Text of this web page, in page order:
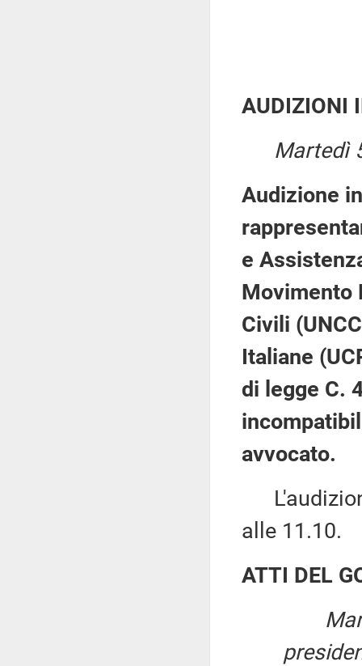
AUDIZIONI
Martedì
Audizione
e
Movimento
Civili
Italiane
di legge C.
avvocato.
alle 11.10.
ATTI DEL